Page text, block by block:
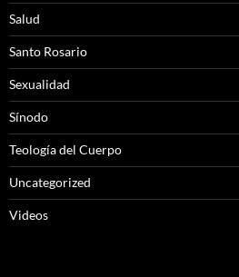
Salud
Santo Rosario
Sexualidad
Sínodo
Teología del Cuerpo
Uncategorized
Videos